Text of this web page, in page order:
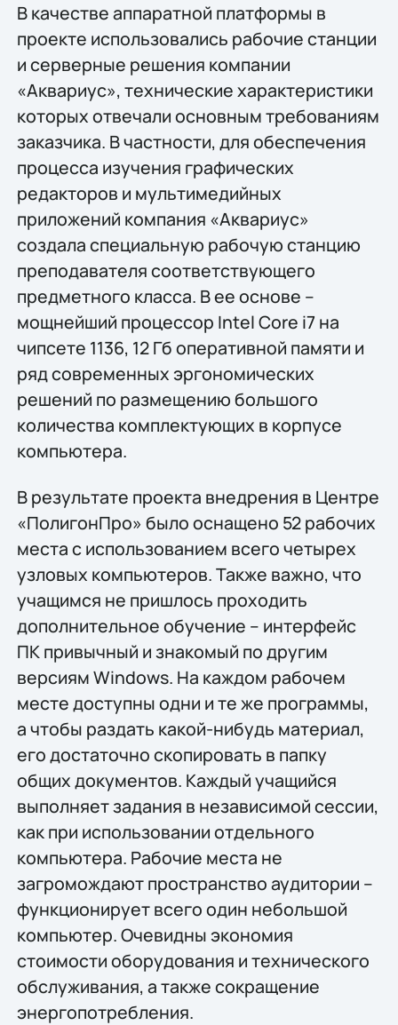
В качестве аппаратной платформы в
проекте использовались рабочие станции
и серверные решения компании
«Аквариус», технические характеристики
которых отвечали основным требованиям
заказчика. В частности, для обеспечения
процесса изучения графических
редакторов и мультимедийных
приложений компания «Аквариус»
создала специальную рабочую станцию
преподавателя соответствующего
предметного класса. В ее основе –
мощнейший процессор Intel Core i7 на
чипсете 1136, 12 Гб оперативной памяти и
ряд современных эргономических
решений по размещению большого
количества комплектующих в корпусе
компьютера.
В результате проекта внедрения в Центре
«ПолигонПро» было оснащено 52 рабочих
места с использованием всего четырех
узловых компьютеров. Также важно, что
учащимся не пришлось проходить
дополнительное обучение – интерфейс
ПК привычный и знакомый по другим
версиям Windows. На каждом рабочем
месте доступны одни и те же программы,
а чтобы раздать какой-нибудь материал,
его достаточно скопировать в папку
общих документов. Каждый учащийся
выполняет задания в независимой сессии,
как при использовании отдельного
компьютера. Рабочие места не
загромождают пространство аудитории –
функционирует всего один небольшой
компьютер. Очевидны экономия
стоимости оборудования и технического
обслуживания, а также сокращение
энергопотребления.